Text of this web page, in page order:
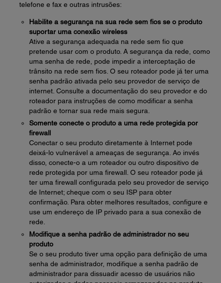
telefone e fax e outras intrusões:
Habilite a segurança na sua rede sem fios se o produto
suportar uma conexão wireless
Ative a segurança adequada na rede sem fio que
pretende usar com o produto. A segurança da rede, como
uma senha de rede, pode impedir a interceptação de
trânsito na rede sem fios. O seu roteador pode já ter uma
senha padrão ativada pelo seu provedor de serviço de
internet. Consulte a documentação do seu provedor e do
roteador para instruções de como modificar a senha
padrão e tornar sua rede mais segura.
Somente conecte o produto a uma rede protegida por
firewall
Conectar o seu produto diretamente à Internet pode
deixá-lo vulnerável a ameaças de segurança. Ao invés
disso, conecte-o a um roteador ou outro dispositivo de
rede protegida por uma firewall. O seu roteador pode já
ter uma firewall configurada pelo seu provedor de serviço
de Internet; cheque com o seu ISP para obter
confirmação. Para obter melhores resultados, configure e
use um endereço de IP privado para a sua conexão de
rede.
Modifique a senha padrão de administrador no seu
produto
Se o seu produto tiver uma opção para definição de uma
senha de administrador, modifique a senha padrão de
administrador para dissuadir acesso de usuários não